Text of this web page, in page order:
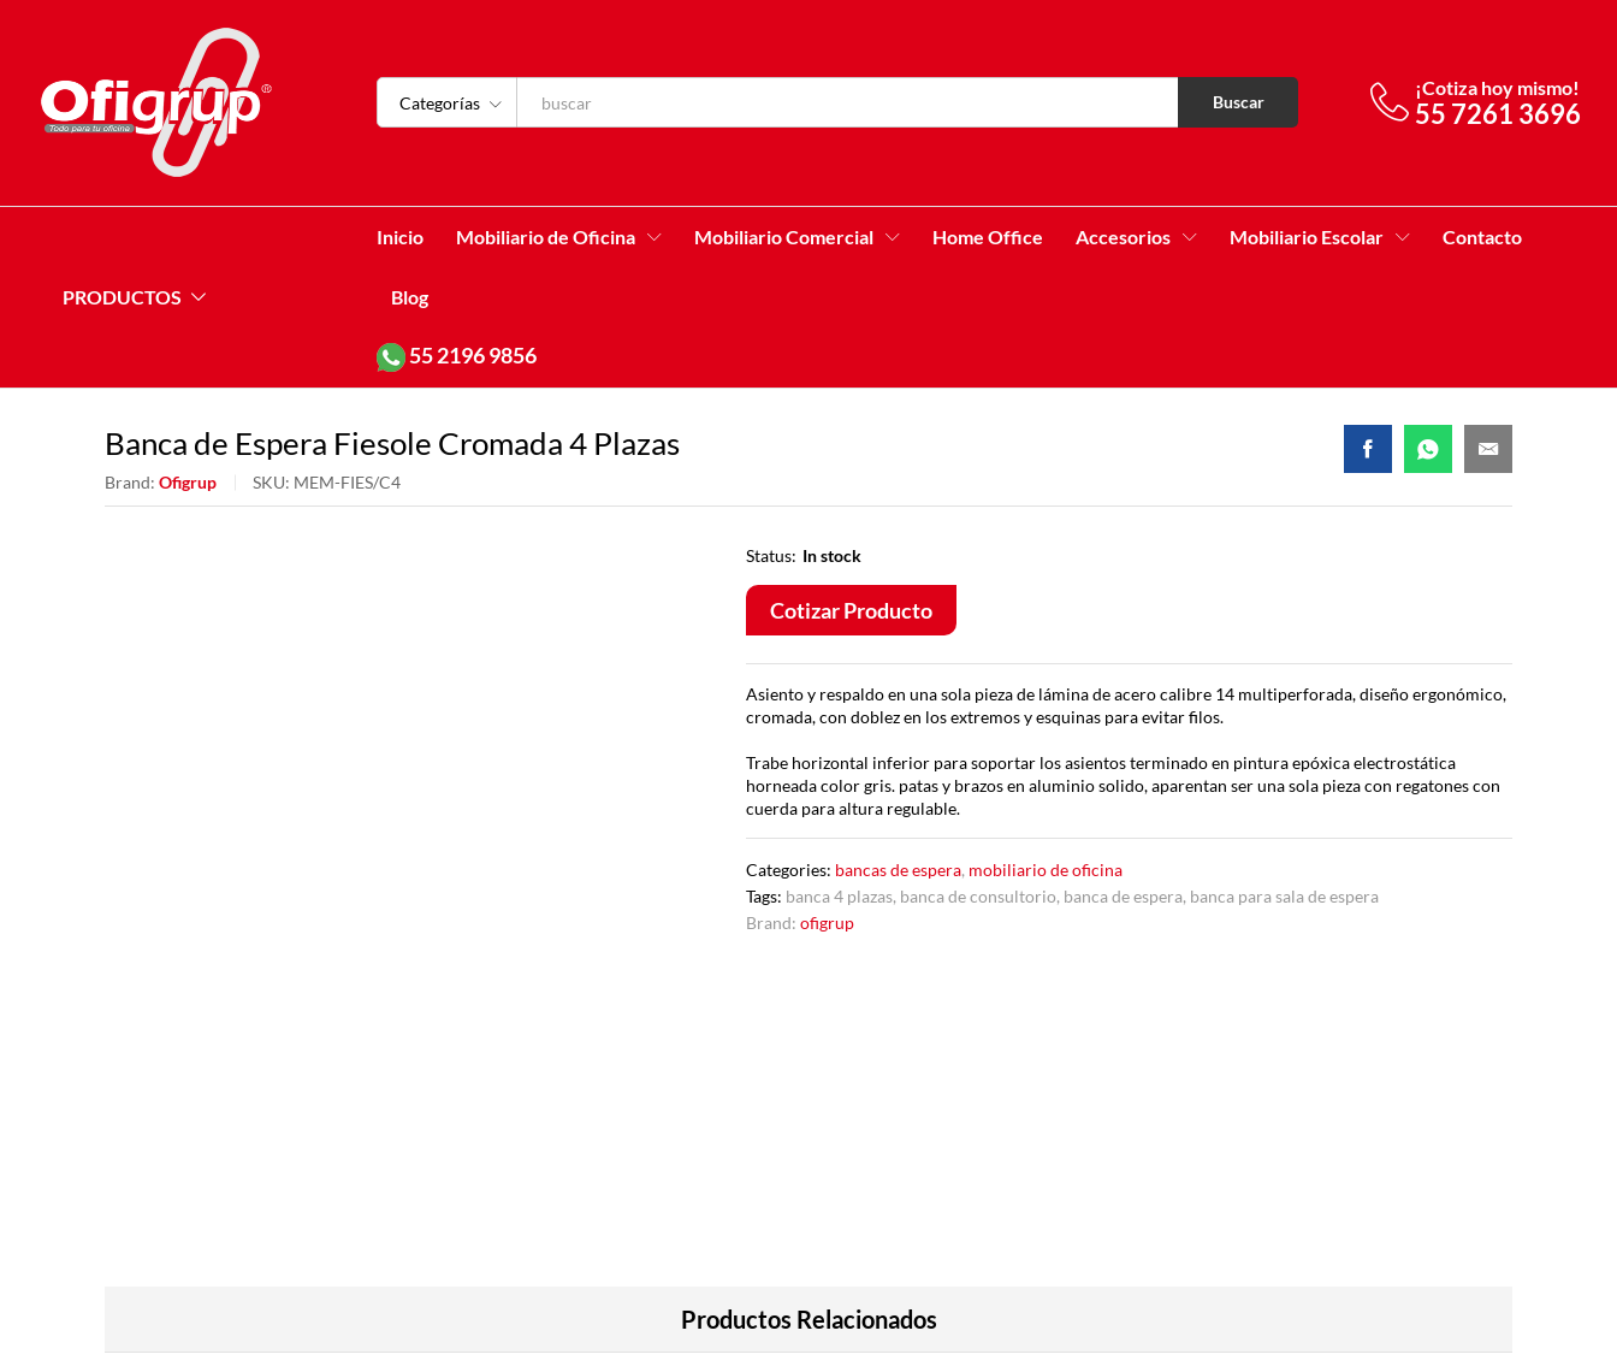
Categorías Buscar
¡Cotiza hoy mismo!
55 7261 3696
PRODUCTOS
Inicio Mobiliario de Oficina Mobiliario Comercial Home Office Accesorios Mobiliario Escolar Contacto
Blog
552196 9856
Banca de Espera Fiesole Cromada 4 Plazas
Brand: Ofigrup SKU: MEM-FIES/C4
Status: In stock
Cotizar Producto
Asiento y respaldo en una sola pieza de lámina de acero calibre 14 multiperforada, diseño ergonómico,
cromada, con doblez en los extremos y esquinas para evitar filos.
Trabe horizontal inferior para soportar los asientos terminado en pintura epóxica electrostática
horneada color gris. patas y brazos en aluminio solido, aparentan ser una sola pieza con regatones con
cuerda para altura regulable.
Categories: bancas de espera, mobiliario de oficina
Tags: banca 4 plazas, banca de consultorio, banca de espera, banca para sala de espera
Brand:ofigrup
Productos Relacionados